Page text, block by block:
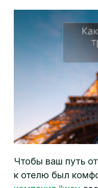
Чтобы ваш путь
к отелю был